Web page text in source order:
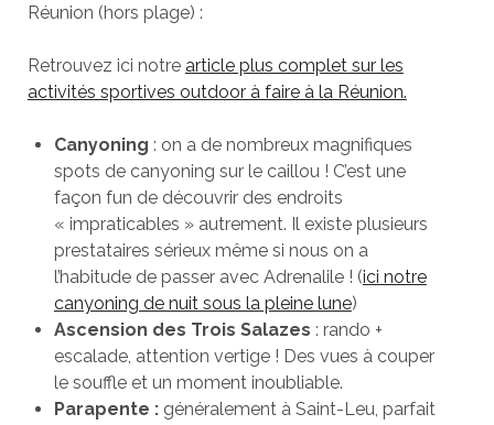
Réunion (hors plage) :
Retrouvez ici notre article plus complet sur les
activités sportives outdoor à faire à la Réunion.
Canyoning : on a de nombreux magnifiques
spots de canyoning sur le caillou ! C’est une
façon fun de découvrir des endroits
« impraticables » autrement. Il existe plusieurs
prestataires sérieux même si nous on a
l’habitude de passer avec Adrenalile ! (ici notre
canyoning de nuit sous la pleine lune)
Ascension des Trois Salazes : rando +
escalade, attention vertige ! Des vues à couper
le souffle et un moment inoubliable.
Parapente :généralement à Saint-Leu, parfait